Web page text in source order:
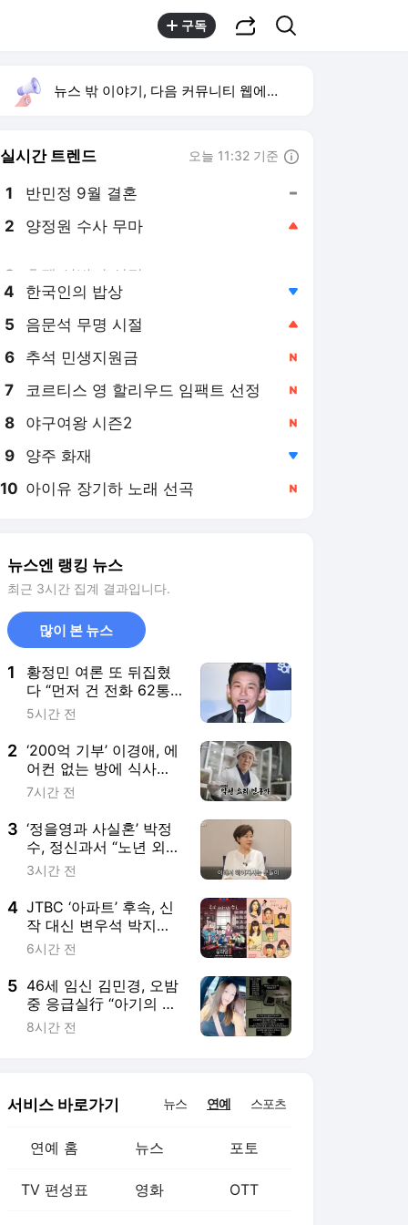
구독
뉴스 밖 이야기, 다음 커뮤니티 웹에서 보기
실시간 트렌드 오늘 11:32 기준
1 반민정 9월 결혼
2 양정원 수사 무마
4 한국인의 밥상
5 음문석 무명 시절
6 추석 민생지원금
7 코르티스 영 할리우드 임팩트 선정
8 야구여왕 시즌2
9 양주 화재
10 아이유 장기하 노래 선곡
뉴스엔 랭킹 뉴스
최근 3시간 집계 결과입니다.
많이 본 뉴스
1
황정민 여론 또 뒤집혔
다 “먼저 건 전화 62통,
그만 연락해” vs 女팬
싸움
5시간 전
2 ‘200억 기부’ 이경애, 에
어컨 없는 방에 식사는
밥·국·김치뿐인 충격 일
7시간 전
3 ‘정을영과 사실혼’ 박정
수, 정신과서 “노년 외로
움→황혼이혼 얘기 듣고
3시간 전
4 JTBC ‘아파트’ 후속, 신
작 대신 변우석 박지훈
소환…‘꽃파당’ 다시 본
6시간 전
5 46세 임신 김민경, 오밤
중 응급실行 “아기의 신
호 어렵다”
8시간 전
서비스 바로가기 뉴스 연예 스포츠
연예 홈 뉴스 포토
TV 편성표 영화 OTT